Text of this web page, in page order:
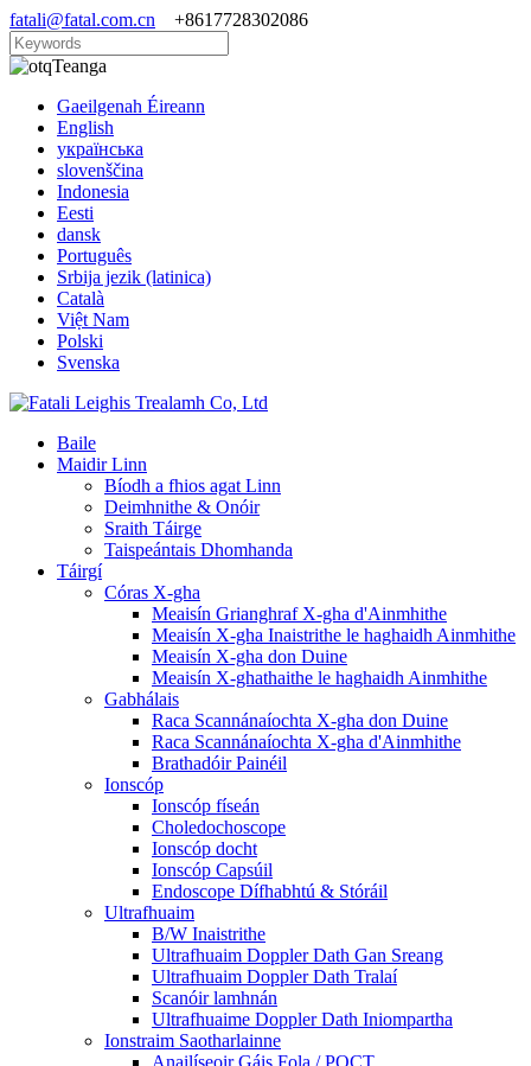
fatali@fatal.com.cn +8617728302086
Teanga
Gaeilgenah Éireann
English
українська
slovenščina
Indonesia
Eesti
dansk
Português
Srbija jezik (latinica)
Català
Việt Nam
Polski
Svenska
Baile
Maidir Linn
Bíodh a fhios agat Linn
Deimhnithe & Onóir
Sraith Táirge
Taispeántais Dhomhanda
Táirgí
Córas X-gha
Meaisín Grianghraf X-gha d'Ainmhithe
Meaisín X-gha Inaistrithe le haghaidh Ainmhithe
Meaisín X-gha don Duine
Meaisín X-ghathaithe le haghaidh Ainmhithe
Gabhálais
Raca Scannánaíochta X-gha don Duine
Raca Scannánaíochta X-gha d'Ainmhithe
Brathadóir Painéil
Ionscóp
Ionscóp físeán
Choledochoscope
Ionscóp docht
Ionscóp Capsúil
Endoscope Dífhabhtú & Stóráil
Ultrafhuaim
B/W Inaistrithe
Ultrafhuaim Doppler Dath Gan Sreang
Ultrafhuaim Doppler Dath Tralaí
Scanóir lamhnán
Ultrafhuaime Doppler Dath Iniompartha
Ionstraim Saotharlainne
Anailíseoir Gáis Fola / POCT